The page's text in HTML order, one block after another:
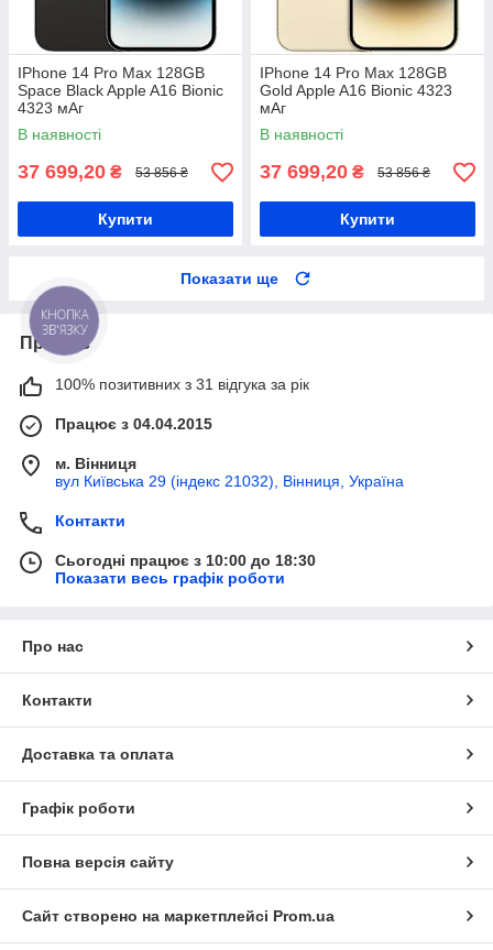
IPhone 14 Pro Max 128GB
Space Black Apple A16 Bionic
4323 мАг
В наявності
37 699,20 ₴ 53 856 ₴
Купити
IPhone 14 Pro Max 128GB
Gold Apple A16 Bionic 4323
мАг
В наявності
37 699,20 ₴ 53 856 ₴
Купити
Показати ще
Про нас
100% позитивних з 31 відгука за рік
Працює з 04.04.2015
м. Вінниця
вул Київська 29 (індекс 21032), Вінниця, Україна
Контакти
Сьогодні працює з 10:00 до 18:30
Показати весь графік роботи
Про нас
Контакти
Доставка та оплата
Графік роботи
Повна версія сайту
Сайт створено на маркетплейсі Prom.ua
КНОПКА
ЗВ'ЯЗКУ